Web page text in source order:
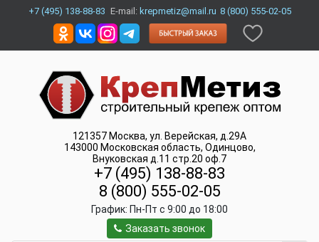
+7 (495) 138-88-83 E-mail: krepmetiz@mail.ru 8 (800) 555-02-05
121357 Москва, ул. Верейская, д.29А
143000 Московская область, Одинцово,
Внуковская д.11 стр.20 оф.7
+7 (495) 138-88-83
8 (800) 555-02-05
График: Пн-Пт c 9:00 до 18:00
Заказать звонок